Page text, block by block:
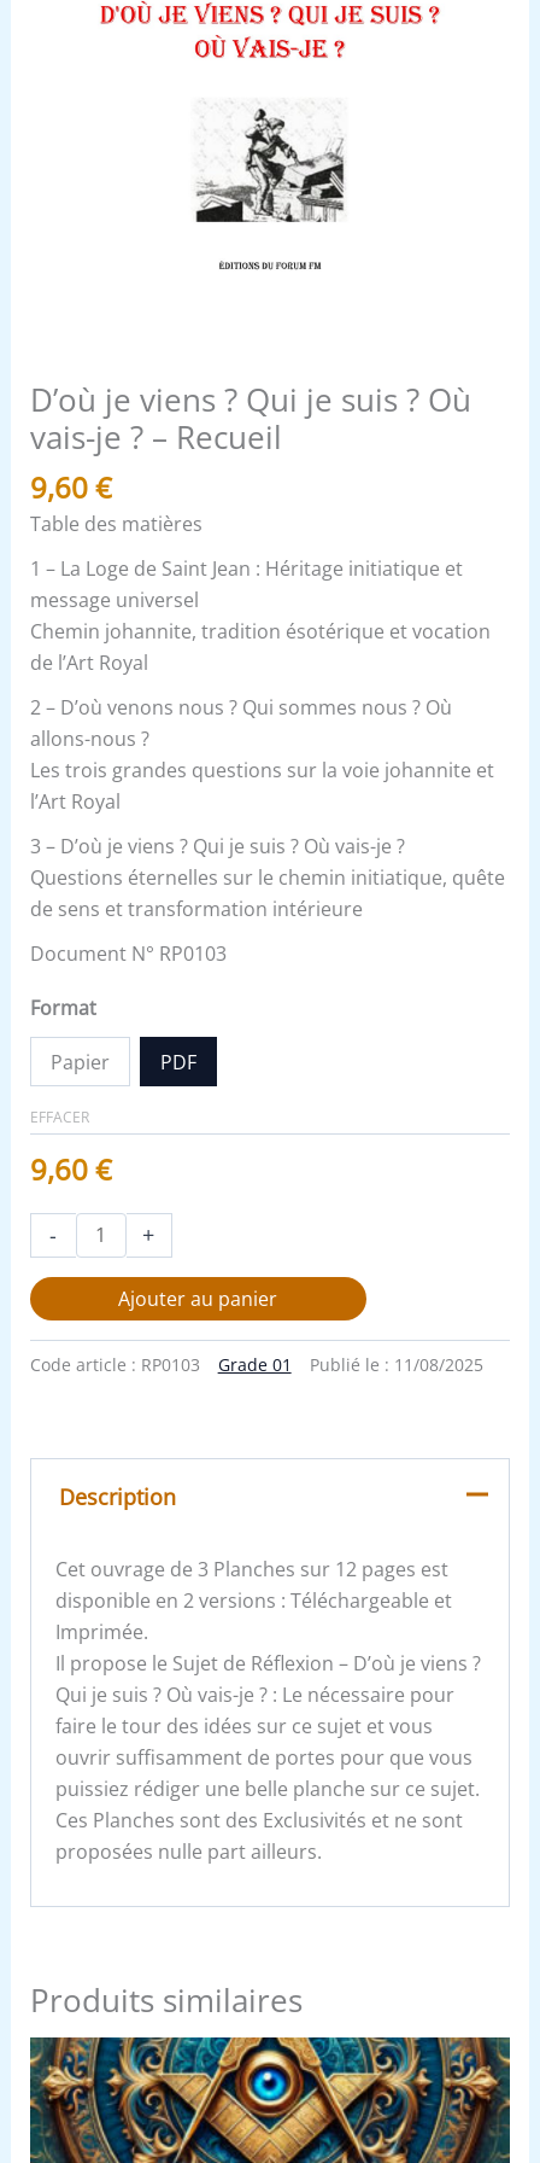
D’où je viens ? Qui je suis ? Où
vais-je ? – Recueil
9,60€
Table des matières
1 – La Loge de Saint Jean : Héritage initiatique et
message universel
Chemin johannite, tradition ésotérique et vocation
de l’Art Royal
2 – D’où venons nous ? Qui sommes nous ? Où
allons-nous ?
Les trois grandes questions sur la voie johannite et
l’Art Royal
3 – D’où je viens ? Qui je suis ? Où vais-je ?
Questions éternelles sur le chemin initiatique, quête
de sens et transformation intérieure
Document N° RP0103
Format
Papier PDF
EFFACER
9,60€
- +
Ajouter au panier
Code article : RP0103 Grade 01 Publié le : 11/08/2025
Description
Cet ouvrage de 3 Planches sur 12 pages est
disponible en 2 versions : Téléchargeable et
Imprimée.
Il propose le Sujet de Réflexion – D’où je viens ?
Qui je suis ? Où vais-je ? : Le nécessaire pour
faire le tour des idées sur ce sujet et vous
ouvrir suffisamment de portes pour que vous
puissiez rédiger une belle planche sur ce sujet.
Ces Planches sont des Exclusivités et ne sont
proposées nulle part ailleurs.
Produits similaires